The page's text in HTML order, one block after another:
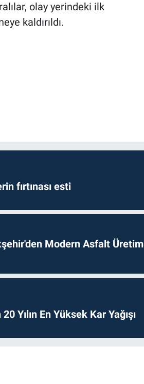
olay yerindeki ilk
kaldırıldı.
fırtınası esti
Modern Asfalt Üretim
Yılın En Yüksek Kar Yağışı